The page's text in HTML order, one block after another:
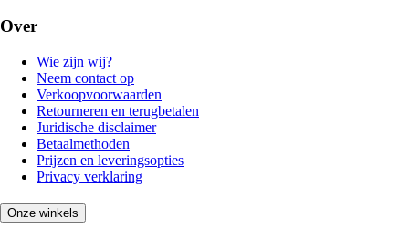
Over
Wie zijn wij?
Neem contact op
Verkoopvoorwaarden
Retourneren en terugbetalen
Juridische disclaimer
Betaalmethoden
Prijzen en leveringsopties
Privacy verklaring
Onze winkels